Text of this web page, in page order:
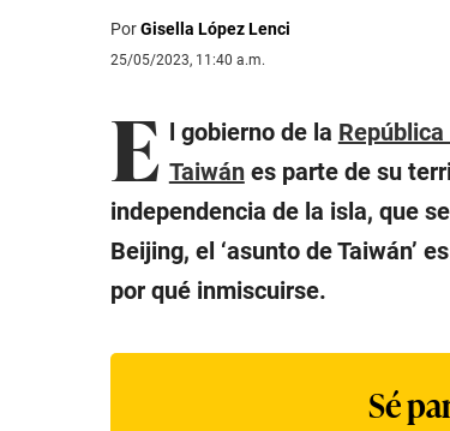
PorGisella López Lenci
25/05/2023, 11:40 a.m.
E l gobierno de la
Taiwánes parte de su
independencia de la isla, que
Beijing, el ‘asunto de Taiwán’
por qué inmiscuirse.